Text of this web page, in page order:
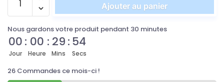
Ajouter au panier
Nous gardons votre produit pendant 30 minutes
00
Jour
: 00
Heure
: 29
Mins
:53
Secs
26 Commandes ce mois-ci !